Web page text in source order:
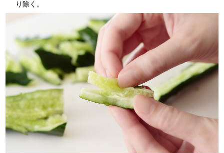
り除く。